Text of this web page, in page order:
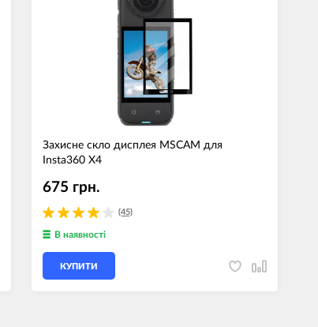
Захисне скло дисплея MSCAM для
Insta360 X4
(45)
675 грн.
В наявності
КУПИТИ